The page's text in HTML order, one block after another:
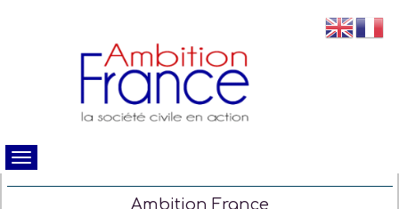
Ambition France